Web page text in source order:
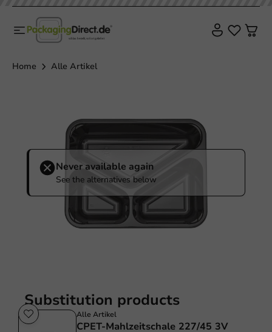
Home Alle Artikel
Never available again
See the alternatives below
Substitution products
Alle Artikel
CPET-Mahlzeitschale 227/45 3V